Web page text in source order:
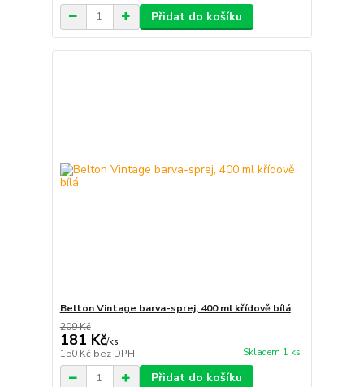
Přidat do košíku
Belton Vintage barva-sprej, 400 ml křídově bílá
209 Kč
181 Kč/ks
150 Kč bez DPH Skladem 1 ks
Přidat do košíku